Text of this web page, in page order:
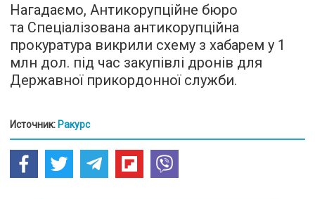
Нагадаємо, Антикорупційне бюро
та Спеціалізована антикорупційна
прокуратура викрили схему з хабарем у 1
млн дол. під час закупівлі дронів для
Державної прикордонної служби.
Источник: Ракурс